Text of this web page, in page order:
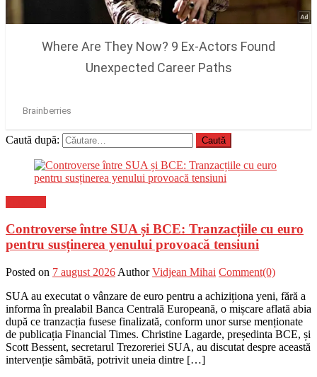
Caută după:
Controverse între SUA și BCE: Tranzacțiile cu euro
pentru susținerea yenului provoacă tensiuni
Posted on 7 august 2026 Author Vidjean Mihai Comment(0)
SUA au executat o vânzare de euro pentru a achiziționa yeni, fără a
informa în prealabil Banca Centrală Europeană, o mișcare aflată abia
după ce tranzacția fusese finalizată, conform unor surse menționate
de publicația Financial Times. Christine Lagarde, președinta BCE, și
Scott Bessent, secretarul Trezoreriei SUA, au discutat despre această
intervenție sâmbătă, potrivit uneia dintre […]